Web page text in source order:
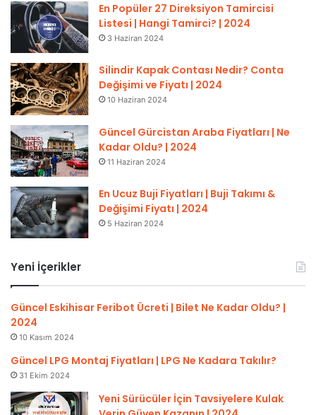
En Popüler 27 Direksiyon Tamircisi
Listesi | Hangi Tamirci? | 2024
3 Haziran 2024
Silindir Kapak Contası Nedir? Conta
Değişimi ve Fiyatı | 2024
10 Haziran 2024
Güncel Gürcistan Araba Fiyatları | Ne
Kadar Oldu? | 2024
11 Haziran 2024
En Ucuz Buji Fiyatları | Buji Takımı &
Değişimi Fiyatı | 2024
5 Haziran 2024
Yeni İçerikler
Güncel Eskihisar Feribot Ücreti | Bilet Ne Kadar Oldu? |
2024
10 Kasım 2024
Güncel LPG Montaj Fiyatları | LPG Ne Kadara Takılır?
31 Ekim 2024
Yeni Sürücüler İçin Tavsiyelere Kulak